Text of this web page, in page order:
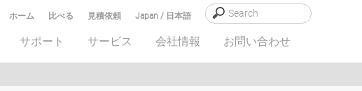
Japan / 日本語
見積依頼
比べる
ホーム
サポート サービス 会社情報 お問い合わせ